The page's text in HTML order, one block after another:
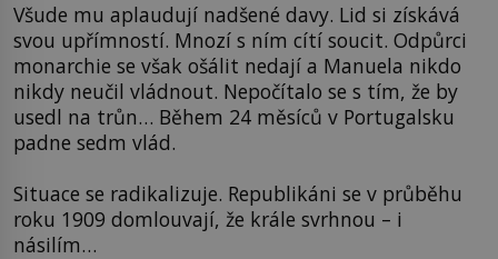
Všude mu aplaudují nadšené davy. Lid si získává
svou upřímností. Mnozí s ním cítí soucit. Odpůrci
monarchie se však ošálit nedají a Manuela nikdo
nikdy neučil vládnout. Nepočítalo se s tím, že by
usedl na trůn… Během 24 měsíců v Portugalsku
padne sedm vlád.
Situace se radikalizuje. Republikáni se v průběhu
roku 1909 domlouvají, že krále svrhnou – i
násilím…